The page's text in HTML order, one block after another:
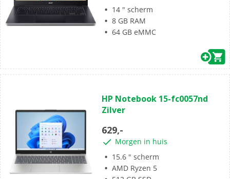
14 " scherm
8 GB RAM
64 GB eMMC
van
de
sterren.
HP Notebook 15-fc0057nd
Zilver
629,-
Morgen in huis
15.6 " scherm
AMD Ryzen 5